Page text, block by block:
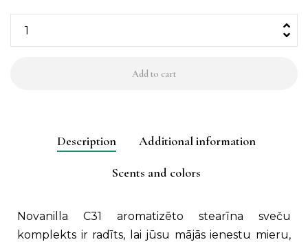
Add to cart
Description Additional information
Scents and colors
Novanilla C31 aromatizēto stearīna sveču
komplekts ir radīts, lai jūsu mājās ienestu mieru,